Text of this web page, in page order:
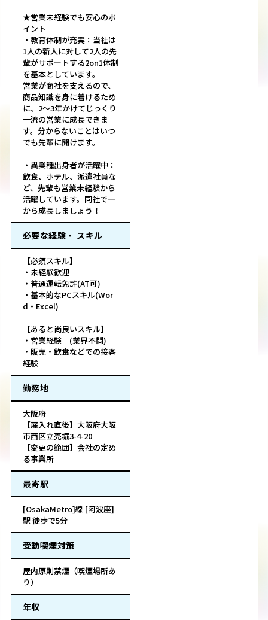
★営業未経験でも安心のポ
イント
・教育体制が充実：当社は
1人の新人に対して2人の先
輩がサポートする2on1体制
を基本としています。
営業が商社を支えるので、
商品知識を身に着けるため
に、2～3年かけてじっくり
一流の営業に成長できま
す。分からないことはいつ
でも先輩に聞けます。
・異業種出身者が活躍中：
飲食、ホテル、派遣社員な
ど、先輩も営業未経験から
活躍しています。同社で一
から成長しましょう！
必要な経験・ スキル
【必須スキル】
・未経験歓迎
・普通運転免許(AT可)
・基本的なPCスキル(Wor
d・Excel)
【あると尚良いスキル】
・営業経験 (業界不問)
・販売・飲食などでの接客
経験
勤務地
大阪府
【雇入れ直後】大阪府大阪
市西区立売堀3-4-20
【変更の範囲】会社の定め
る事業所
最寄駅
[OsakaMetro]線 [阿波座]
駅 徒歩で5分
受動喫煙対策
屋内原則禁煙（喫煙場所あ
り）
年収